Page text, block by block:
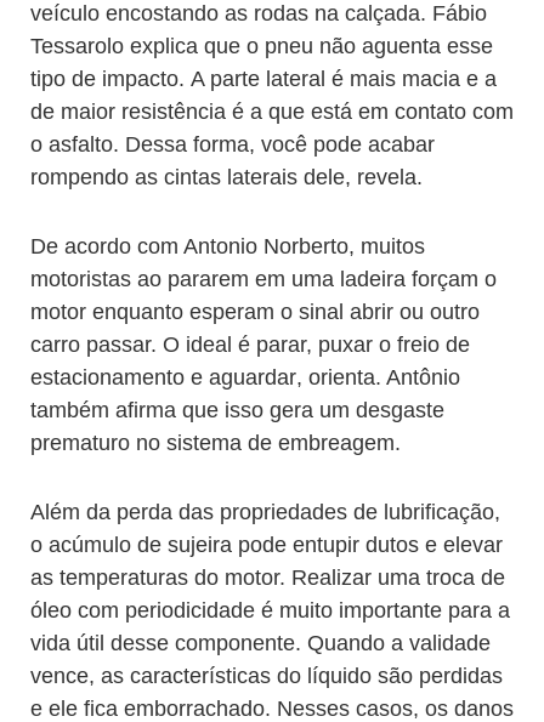
veículo encostando as rodas na calçada. Fábio
Tessarolo explica que o pneu não aguenta esse
tipo de impacto. A parte lateral é mais macia e a
de maior resistência é a que está em contato com
o asfalto. Dessa forma, você pode acabar
rompendo as cintas laterais dele, revela.
De acordo com Antonio Norberto, muitos
motoristas ao pararem em uma ladeira forçam o
motor enquanto esperam o sinal abrir ou outro
carro passar. O ideal é parar, puxar o freio de
estacionamento e aguardar, orienta. Antônio
também afirma que isso gera um desgaste
prematuro no sistema de embreagem.
Além da perda das propriedades de lubrificação,
o acúmulo de sujeira pode entupir dutos e elevar
as temperaturas do motor. Realizar uma troca de
óleo com periodicidade é muito importante para a
vida útil desse componente. Quando a validade
vence, as características do líquido são perdidas
e ele fica emborrachado. Nesses casos, os danos